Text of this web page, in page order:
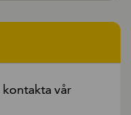
vår